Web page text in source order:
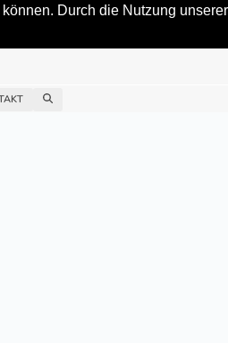
Durch die Nutzung